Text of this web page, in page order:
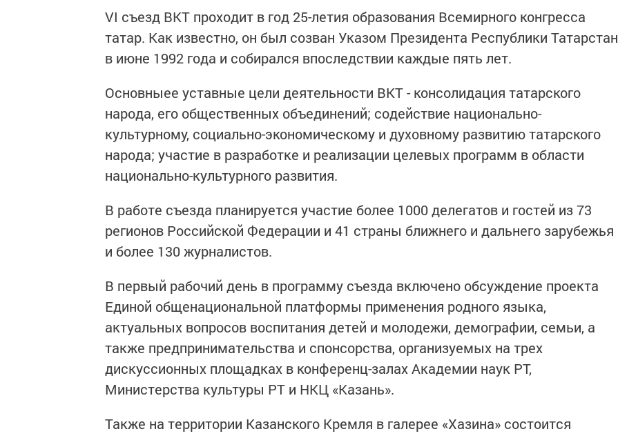
VI съезд ВКТ проходит в год 25-летия образования Всемирного конгресса
татар. Как известно, он был созван Указом Президента Республики Татарстан
в июне 1992 года и собирался впоследствии каждые пять лет.
Основныее уставные цели деятельности ВКТ - консолидация татарского
народа, его общественных объединений; содействие национально-
культурному, социально-экономическому и духовному развитию татарского
народа; участие в разработке и реализации целевых программ в области
национально-культурного развития.
В работе съезда планируется участие более 1000 делегатов и гостей из 73
регионов Российской Федерации и 41 страны ближнего и дальнего зарубежья
и более 130 журналистов.
В первый рабочий день в программу съезда включено обсуждение проекта
Единой общенациональной платформы применения родного языка,
актуальных вопросов воспитания детей и молодежи, демографии, семьи, а
также предпринимательства и спонсорства, организуемых на трех
дискуссионных площадках в конференц-залах Академии наук РТ,
Министерства культуры РТ и НКЦ «Казань».
Также на территории Казанского Кремля в галерее «Хазина» состоится